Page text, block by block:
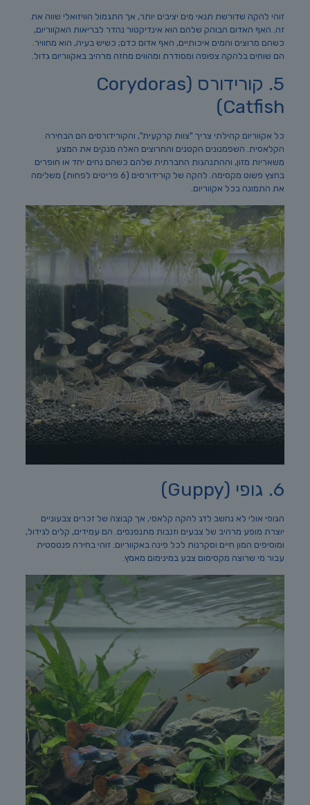
זוהי להקה שדורשת תנאי מים יציבים יותר, אך התגמול הוויזואלי שווה את
זה. האף האדום הבוהק שלהם הוא אינדיקטור נהדר לבריאות האקווריום,
כשהם מרוצים והמים איכותיים, האף אדום כדם; כשיש בעיה, הוא מחוויר.
הם שוחים בלהקה צפופה ומסודרת ומהווים מחזה מרהיב באקווריום גדול.
5. קורידורס (Corydoras
Catfish)
כל אקווריום קהילתי צריך "צוות קרקעית", והקורידורסים הם הבחירה
הקלאסית. השפמנונים הקטנים והחרוצים האלה מנקים את המצע
משאריות מזון, וההתנהגות החברתית שלהם כשהם נחים יחד או חופרים
בחצץ פשוט מקסימה. להקה של קורידורסים (6 פריטים לפחות) משלימה
את התמונה בכל אקווריום.
6. גופי (Guppy)
הגופי אולי לא נחשב לדג להקה קלאסי, אך קבוצה של זכרים צבעוניים
יוצרת מופע מרהיב של צבעים וזנבות מתנפנפים. הם עמידים, קלים לגידול,
ומוסיפים המון חיים וסקרנות לכל פינה באקווריום. זוהי בחירה פנטסטית
עבור מי שרוצה מקסימום צבע במינימום מאמץ.